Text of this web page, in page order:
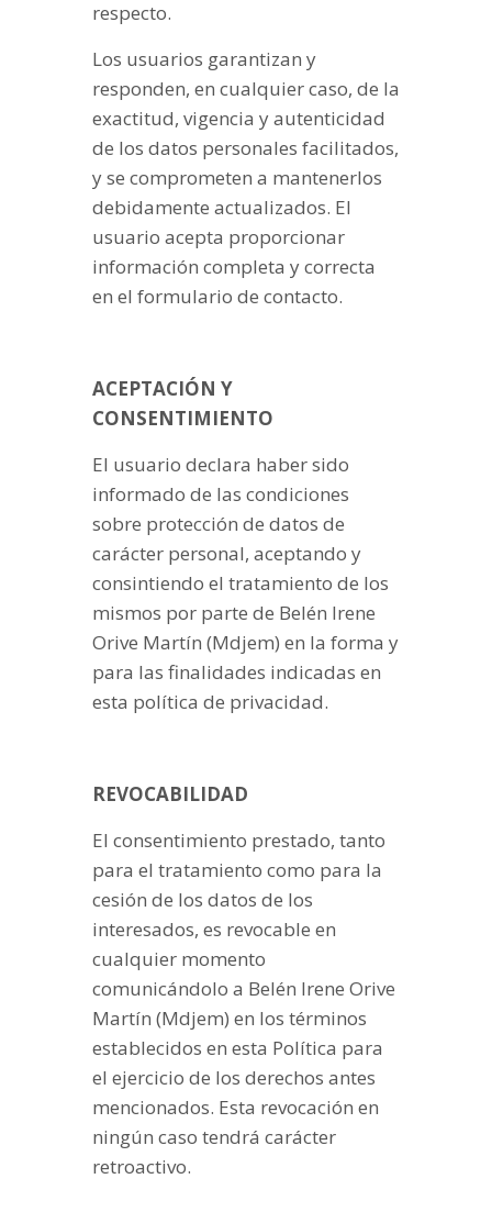
respecto.
Los usuarios garantizan y
responden, en cualquier caso, de la
exactitud, vigencia y autenticidad
de los datos personales facilitados,
y se comprometen a mantenerlos
debidamente actualizados. El
usuario acepta proporcionar
información completa y correcta
en el formulario de contacto.
ACEPTACIÓN Y
CONSENTIMIENTO
El usuario declara haber sido
informado de las condiciones
sobre protección de datos de
carácter personal, aceptando y
consintiendo el tratamiento de los
mismos por parte de Belén Irene
Orive Martín (Mdjem) en la forma y
para las finalidades indicadas en
esta política de privacidad.
REVOCABILIDAD
El consentimiento prestado, tanto
para el tratamiento como para la
cesión de los datos de los
interesados, es revocable en
cualquier momento
comunicándolo a Belén Irene Orive
Martín (Mdjem) en los términos
establecidos en esta Política para
el ejercicio de los derechos antes
mencionados. Esta revocación en
ningún caso tendrá carácter
retroactivo.